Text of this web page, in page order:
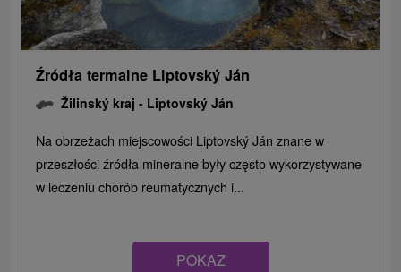
Źródła termalne Liptovský Ján
Žilinský kraj - Liptovský Ján
Na obrzeżach miejscowości Liptovský Ján znane w
przeszłości źródła mineralne były często wykorzystywane
w leczeniu chorób reumatycznych i...
POKAZ